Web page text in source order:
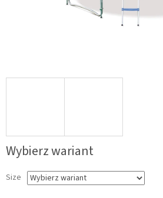
Wybierz wariant
Size